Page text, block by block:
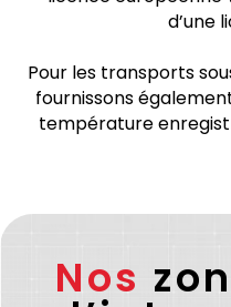
Nous sommes certifiés
de transport vérifiés
licence européenne
d’une